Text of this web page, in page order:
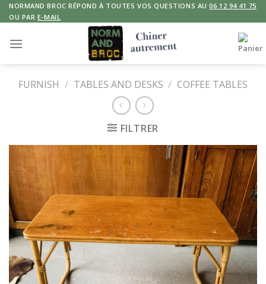
Skip
to
NORMAND BROC RÉPOND À TOUTES VOS QUESTIONS AU06 12 94 41 75
OU PAR E-MAIL
FURNISH / TABLES AND DESKS / COFFEE TABLES
FILTRER